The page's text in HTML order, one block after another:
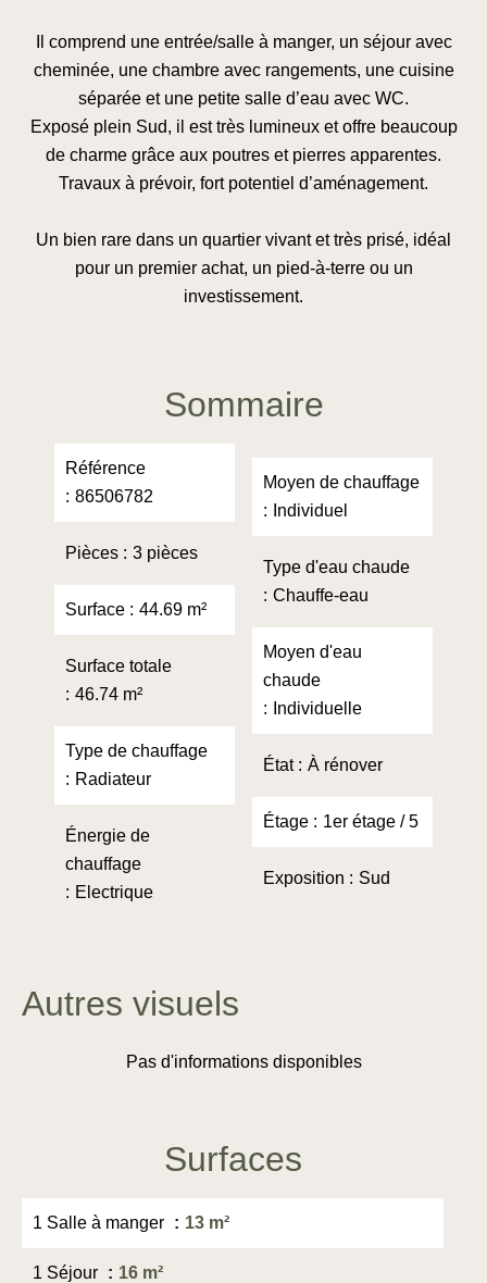
Il comprend une entrée/salle à manger, un séjour avec
cheminée, une chambre avec rangements, une cuisine
séparée et une petite salle d’eau avec WC.
Exposé plein Sud, il est très lumineux et offre beaucoup
de charme grâce aux poutres et pierres apparentes.
Travaux à prévoir, fort potentiel d’aménagement.
Un bien rare dans un quartier vivant et très prisé, idéal
pour un premier achat, un pied-à-terre ou un
investissement.
Sommaire
Référence
86506782
Pièces 3 pièces
Surface 44.69 m²
Surface totale
46.74 m²
Type de chauffage
Radiateur
Énergie de
chauffage
Electrique
Moyen de chauffage
Individuel
Type d'eau chaude
Chauffe-eau
Moyen d'eau
chaude
Individuelle
État À rénover
Étage 1er étage / 5
Exposition Sud
Autres visuels
Pas d'informations disponibles
Surfaces
1 Salle à manger 13 m²
1 Séjour 16 m²